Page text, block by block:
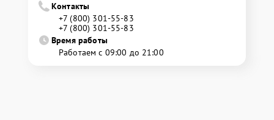
Контакты
+7 (800) 301-55-83
+7 (800) 301-55-83
Время работы
Работаем с 09:00 до 21:00